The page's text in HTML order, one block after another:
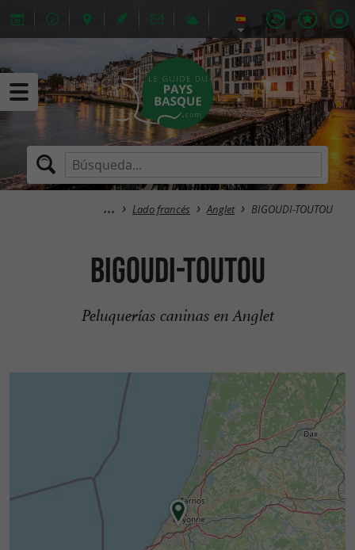
Lado francés Anglet BIGOUDI-TOUTOU
BIGOUDI-TOUTOU
Peluquerías caninas en Anglet